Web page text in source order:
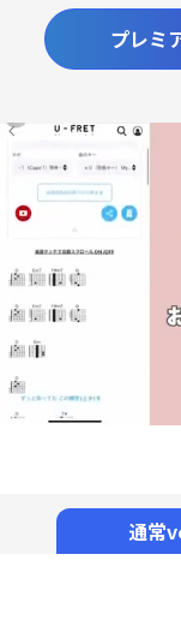
プレミ
通常